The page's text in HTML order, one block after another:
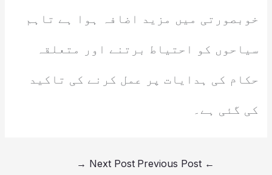
خوبصورتی میں مزید اضافہ ہوا ہے تاہم
سیاحوں کو احتیاط برتنے اور متعلقہ
حکام کی ہدایات پر عمل کرنے کی تاکید
کی گئی ہے۔
←
Next Post
→